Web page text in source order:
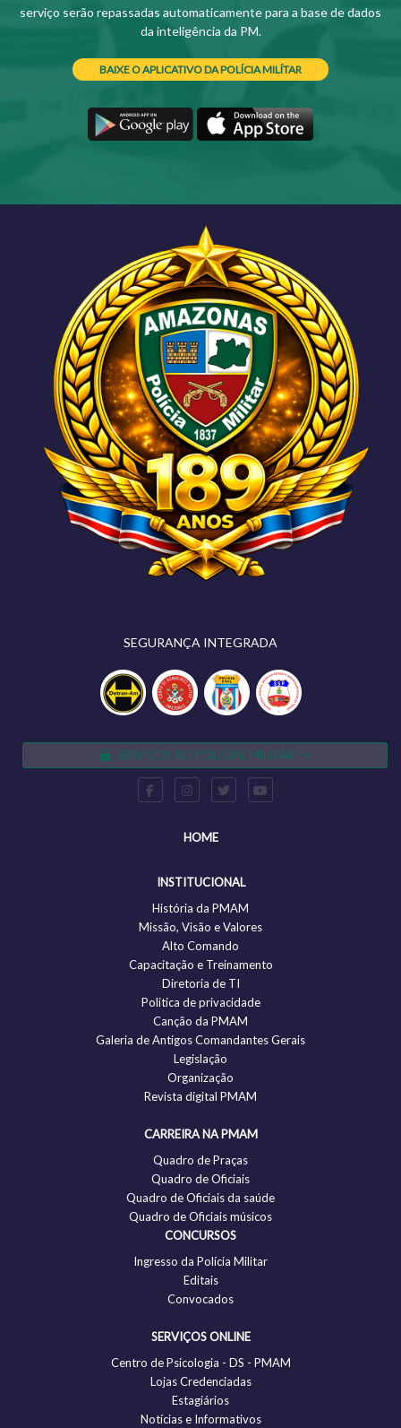
serviço serão repassadas automaticamente para a base de dados
da inteligência da PM.
BAIXE O APLICATIVO DA POLÍCIA MILÍTAR
SEGURANÇA INTEGRADA
SERVIÇOS AO POLICIAL MILITAR
HOME
INSTITUCIONAL
História da PMAM
Missão, Visão e Valores
Alto Comando
Capacitação e Treinamento
Diretoria de TI
Politica de privacidade
Canção da PMAM
Galeria de Antigos Comandantes Gerais
Legislação
Organização
Revista digital PMAM
CARREIRA NA PMAM
Quadro de Praças
Quadro de Oficiais
Quadro de Oficiais da saúde
Quadro de Oficiais músicos
CONCURSOS
Ingresso da Polícia Militar
Editais
Convocados
SERVIÇOS ONLINE
Centro de Psicologia - DS - PMAM
Lojas Credenciadas
Estagiários
Notícias e Informativos